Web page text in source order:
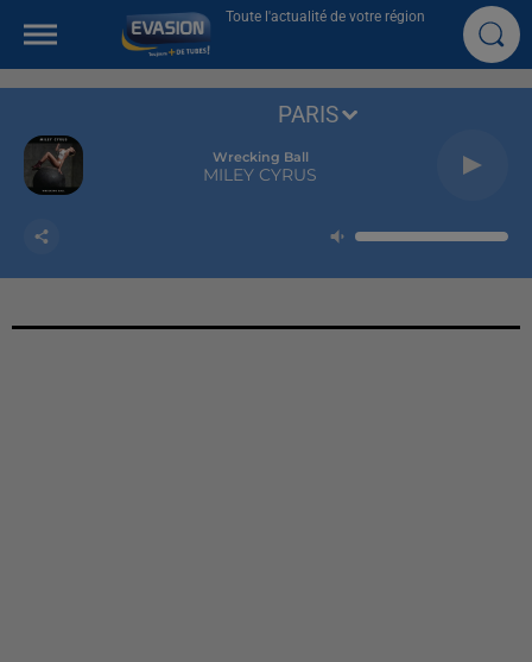
Toute l'actualité de votre région
Wrecking Ball
MILEY CYRUS
PARIS